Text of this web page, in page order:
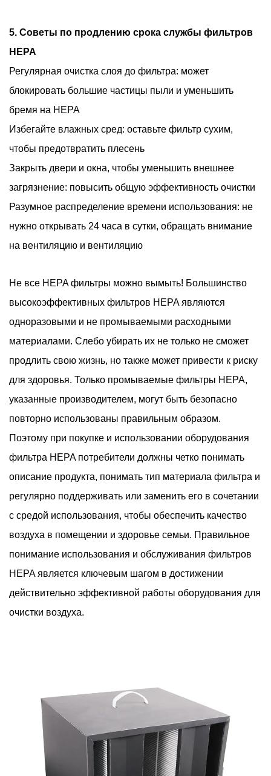
5. Советы по продлению срока службы фильтров
HEPA
Регулярная очистка слоя до фильтра: может
блокировать большие частицы пыли и уменьшить
бремя на HEPA
Избегайте влажных сред: оставьте фильтр сухим,
чтобы предотвратить плесень
Закрыть двери и окна, чтобы уменьшить внешнее
загрязнение: повысить общую эффективность очистки
Разумное распределение времени использования: не
нужно открывать 24 часа в сутки, обращать внимание
на вентиляцию и вентиляцию
Не все HEPA фильтры можно вымыть! Большинство
высокоэффективных фильтров HEPA являются
одноразовыми и не промываемыми расходными
материалами. Слебо убирать их не только не сможет
продлить свою жизнь, но также может привести к риску
для здоровья. Только промываемые фильтры HEPA,
указанные производителем, могут быть безопасно
повторно использованы правильным образом.
Поэтому при покупке и использовании оборудования
фильтра HEPA потребители должны четко понимать
описание продукта, понимать тип материала фильтра и
регулярно поддерживать или заменить его в сочетании
с средой использования, чтобы обеспечить качество
воздуха в помещении и здоровье семьи. Правильное
понимание использования и обслуживания фильтров
HEPA является ключевым шагом в достижении
действительно эффективной работы оборудования для
очистки воздуха.